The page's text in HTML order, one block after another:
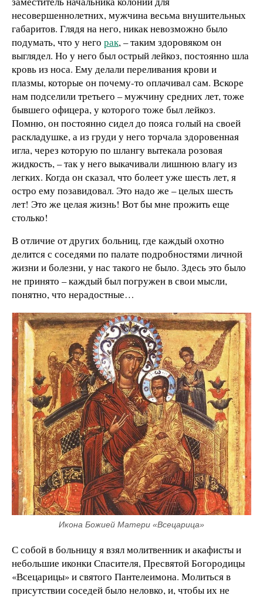
несовершеннолетних, мужчина весьма внушительных
габаритов. Глядя на него, никак невозможно было
подумать, что у него рак, – таким здоровяком он
выглядел. Но у него был острый лейкоз, постоянно шла
кровь из носа. Ему делали переливания крови и
плазмы, которые он почему-то оплачивал сам. Вскоре
нам подселили третьего – мужчину средних лет, тоже
бывшего офицера, у которого тоже был лейкоз.
Помню, он постоянно сидел до пояса голый на своей
раскладушке, а из груди у него торчала здоровенная
игла, через которую по шлангу вытекала розовая
жидкость, – так у него выкачивали лишнюю влагу из
легких. Когда он сказал, что болеет уже шесть лет, я
остро ему позавидовал. Это надо же – целых шесть
лет! Это же целая жизнь! Вот бы мне прожить еще
столько!
В отличие от других больниц, где каждый охотно
делится с соседями по палате подробностями личной
жизни и болезни, у нас такого не было. Здесь это было
не принято – каждый был погружен в свои мысли,
понятно, что нерадостные…
Икона Божией Матери «Всецарица»
С собой в больницу я взял молитвенник и акафисты и
небольшие иконки Спасителя, Пресвятой Богородицы
«Всецарицы» и святого Пантелеимона. Молиться в
присутствии соседей было неловко, и, чтобы их не